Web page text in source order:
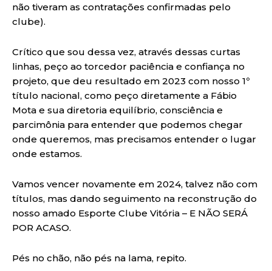
não tiveram as contratações confirmadas pelo
clube).
Crítico que sou dessa vez, através dessas curtas
linhas, peço ao torcedor paciência e confiança no
projeto, que deu resultado em 2023 com nosso 1º
título nacional, como peço diretamente a Fábio
Mota e sua diretoria equilíbrio, consciência e
parcimônia para entender que podemos chegar
onde queremos, mas precisamos entender o lugar
onde estamos.
Vamos vencer novamente em 2024, talvez não com
títulos, mas dando seguimento na reconstrução do
nosso amado Esporte Clube Vitória – E NÃO SERÁ
POR ACASO.
Pés no chão, não pés na lama, repito.